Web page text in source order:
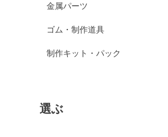
金属パーツ
ゴム・制作道具
制作キット・パック
選ぶ